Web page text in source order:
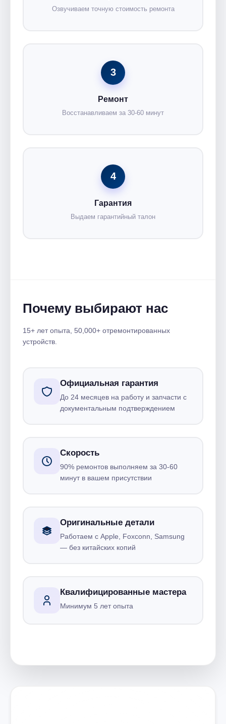
Озвучиваем точную стоимость ремонта
3
Ремонт
Восстанавливаем за 30-60 минут
4
Гарантия
Выдаем гарантийный талон
Почему выбирают нас
15+ лет опыта, 50,000+ отремонтированных
устройств.
Официальная гарантия
До 24 месяцев на работу и запчасти с
документальным подтверждением
Скорость
90% ремонтов выполняем за 30-60
минут в вашем присутствии
Оригинальные детали
Работаем с Apple, Foxconn, Samsung
— без китайских копий
Квалифицированные мастера
Минимум 5 лет опыта